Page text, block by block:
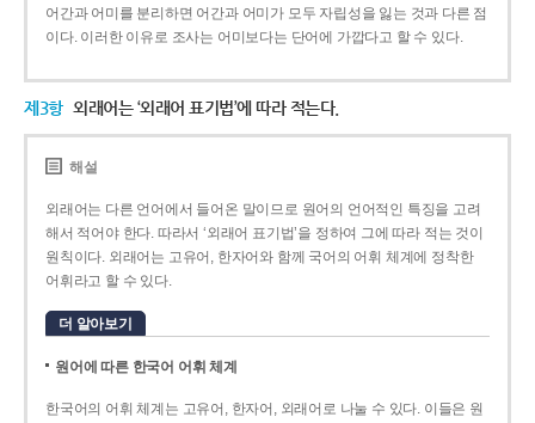
어간과 어미를 분리하면 어간과 어미가 모두 자립성을 잃는 것과 다른 점
이다. 이러한 이유로 조사는 어미보다는 단어에 가깝다고 할 수 있다.
제3항 외래어는 ‘외래어 표기법’에 따라 적는다.
해설
외래어는 다른 언어에서 들어온 말이므로 원어의 언어적인 특징을 고려
해서 적어야 한다. 따라서 ‘외래어 표기법’을 정하여 그에 따라 적는 것이
원칙이다. 외래어는 고유어, 한자어와 함께 국어의 어휘 체계에 정착한
어휘라고 할 수 있다.
더 알아보기
원어에 따른 한국어 어휘 체계
한국어의 어휘 체계는 고유어, 한자어, 외래어로 나눌 수 있다. 이들은 원